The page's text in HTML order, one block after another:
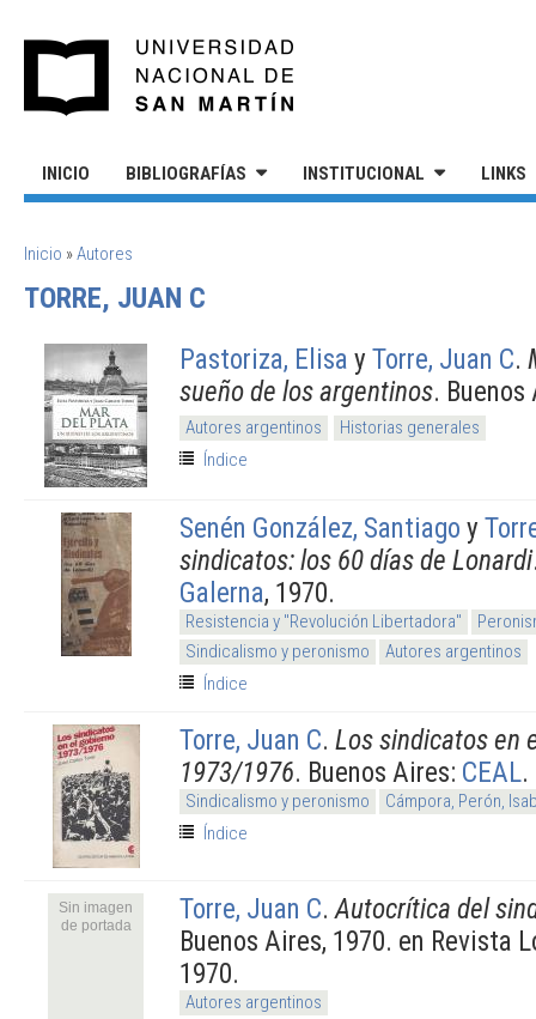
INICIO BIBLIOGRAFÍAS INSTITUCIONAL LINKS
SE ENCUENTRA USTED AQUÍ
Inicio »Autores
TORRE, JUAN C
Pastoriza, Elisa y Torre, Juan C.
sueño de los argentinos.
Autores argentinos
Historias generales
Índice
Senén González, Santiago y
sindicatos: los 60 días de Lonardi
Galerna, 1970.
Resistencia y "Revolución Libertadora"
Sindicalismo y peronismo
Autores argentinos
Índice
Torre, Juan C. Los sindicatos en
1973/1976. Buenos Aires: CEAL.
Sindicalismo y peronismo
Cámpora, Perón,
Índice
Sin imagen
de portada
Torre, Juan C. Autocrítica del
Buenos Aires, 1970. en Revista
1970.
Autores argentinos